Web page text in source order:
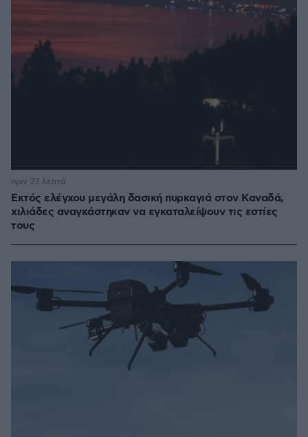
Εκτός ελέγχου μεγάλη δασική πυρκαγιά στον Καναδά,
χιλιάδες αναγκάστηκαν να εγκαταλείψουν τις εστίες
τους
πριν 27 λεπτά